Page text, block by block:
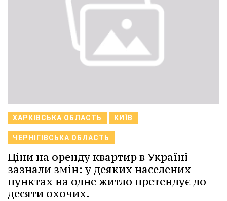
ХАРКІВСЬКА ОБЛАСТЬ КИЇВ
ЧЕРНІГІВСЬКА ОБЛАСТЬ
Ціни на оренду квартир в Україні
зазнали змін: у деяких населених
пунктах на одне житло претендує до
десяти охочих.